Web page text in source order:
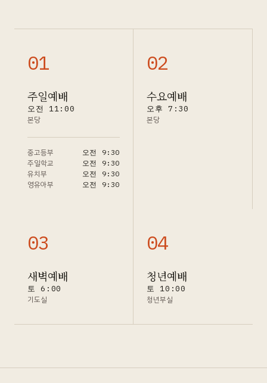
01
주일예배
오전 11:00
본당
중고등부 오전 9:30
주일학교 오전 9:30
유치부 오전 9:30
영유아부 오전 9:30
02
수요예배
오후 7:30
본당
03
새벽예배
토 6:00
기도실
04
청년예배
토 10:00
청년부실